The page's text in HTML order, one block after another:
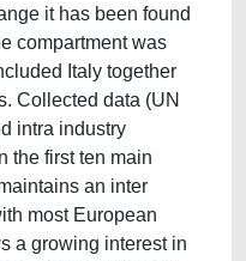
it has been found
compartment was
Italy together
Collected data (UN
intra industry
the first ten main
an inter
most European
a growing interest in